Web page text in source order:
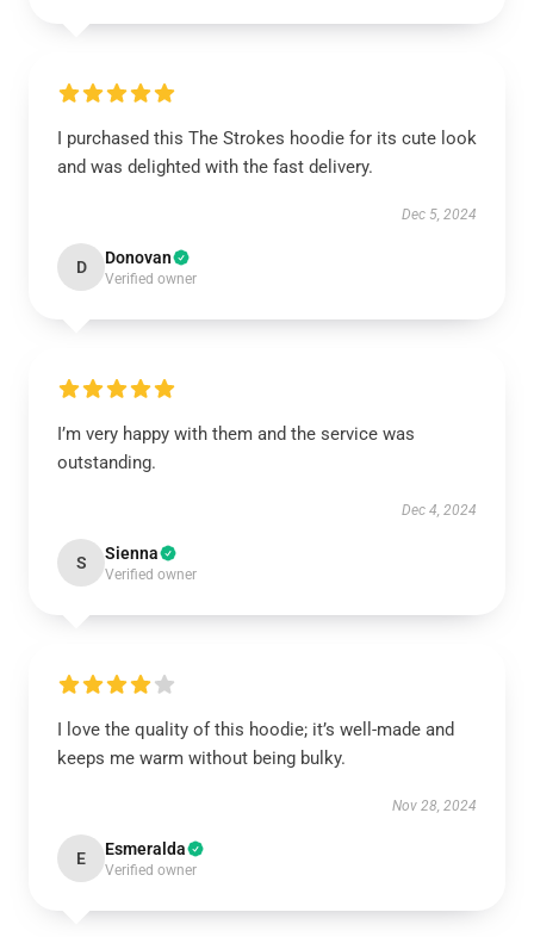
I purchased this The Strokes hoodie for its cute look
and was delighted with the fast delivery.
Dec 5, 2024
D Donovan
Verified owner
I’m very happy with them and the service was
outstanding.
Dec 4, 2024
S Sienna
Verified owner
I love the quality of this hoodie; it’s well-made and
keeps me warm without being bulky.
Nov 28, 2024
E Esmeralda
Verified owner